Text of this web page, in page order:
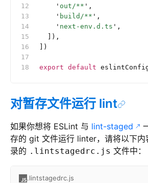
    '
out/** ' ,
    '
build/** ' ,
    '
next-env.d.ts ' ,
  ]),
])
export default
对暂存文件运行 lint
如果你想将 ESLint 与 lint-staged
存的 git 文件运行 linter，请将以下内
录的 .lintstagedrc.js 文件中：
.lintstagedrc.js